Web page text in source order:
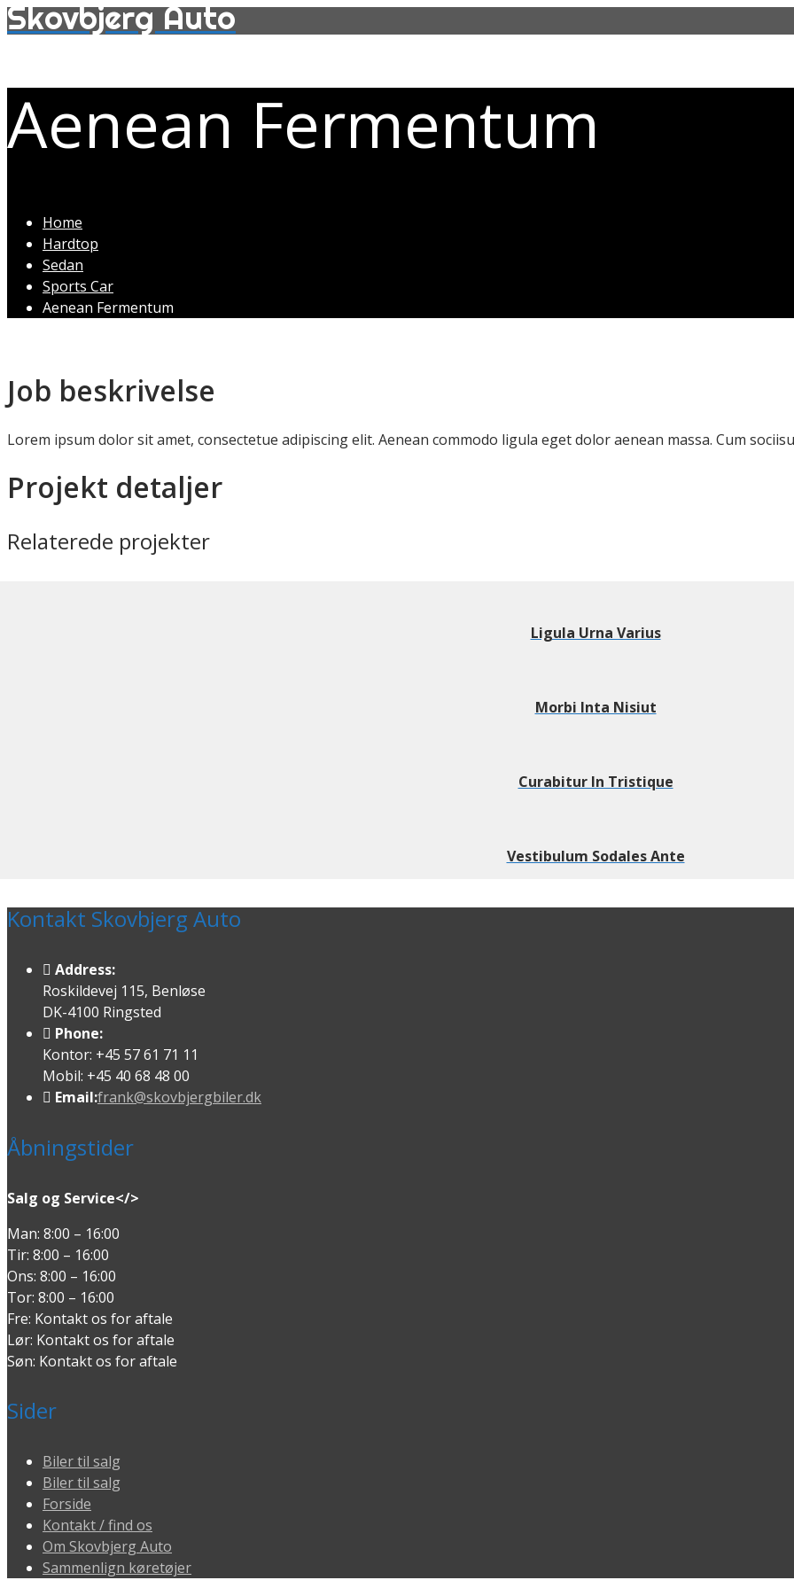
Skovbjerg Auto
Aenean Fermentum
Home
Hardtop
Sedan
Sports Car
Aenean Fermentum
Job beskrivelse
Lorem ipsum dolor sit amet, consectetue adipiscing elit. Aenean commodo ligula eget dolor aenean massa. Cum
Projekt detaljer
Relaterede projekter
Ligula Urna Varius
Morbi Inta Nisiut
Curabitur In Tristique
Vestibulum Sodales Ante
Kontakt Skovbjerg Auto
Address:
Roskildevej 115, Benløse
DK-4100 Ringsted
Phone:
Kontor: +45 57 61 71 11
Mobil: +45 40 68 48 00
Email:frank@skovbjergbiler.dk
Åbningstider
Salg og Service</>
Man: 8:00 – 16:00
Tir: 8:00 – 16:00
Ons: 8:00 – 16:00
Tor: 8:00 – 16:00
Fre: Kontakt os for aftale
Lør: Kontakt os for aftale
Søn: Kontakt os for aftale
Sider
Biler til salg
Biler til salg
Forside
Kontakt / find os
Om Skovbjerg Auto
Sammenlign køretøjer